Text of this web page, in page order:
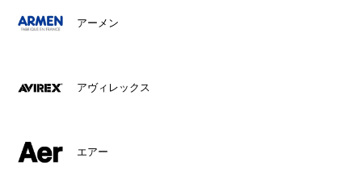
アーメン
アヴィレックス
エアー